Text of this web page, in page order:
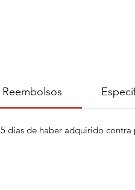
dias de haber adquirido